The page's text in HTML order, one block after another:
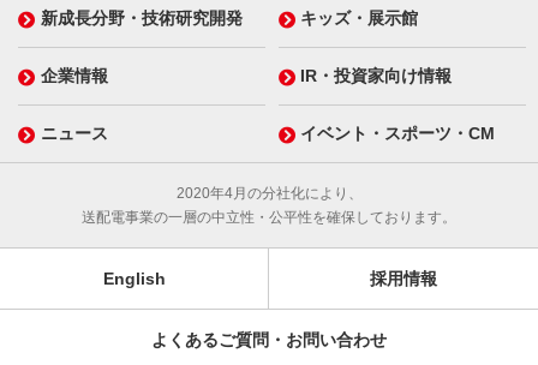
新成長分野・技術研究開発 キッズ・展示館
企業情報 IR・投資家向け情報
ニュース イベント・スポーツ・CM
2020年4月の分社化により、
送配電事業の一層の中立性・公平性を確保しております。
English 採用情報
よくあるご質問・お問い合わせ